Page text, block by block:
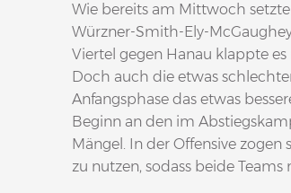
Wie bereits am Mittwoch
Würzner-Smith-Ely-
Viertel gegen Hanau klappte
Doch auch die etwas
Anfangsphase das etwas
Beginn an den im
Mängel. In der Offensive
zu nutzen, sodass beide Teams